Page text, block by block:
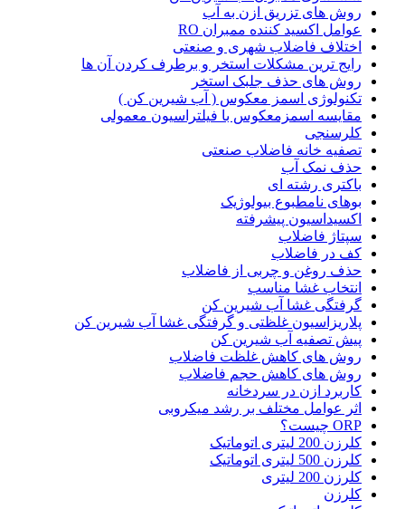
روش های تزریق ازن به آب
عوامل اکسید کننده ممبران RO
اختلاف فاضلاب شهری و صنعتی
رایج ترین مشکلات استخر و برطرف کردن آن ها
روش های حذف جلبک استخر
تکنولوژی اسمز معکوس ( آب شیرین کن )
مقایسه اسمزمعکوس با فیلتراسیون معمولی
کلرسنجی
تصفیه خانه فاضلاب صنعتی
حذف نمک آب
باکتری رشته ای
بوهای نامطبوع بیولوژیک
اکسیداسیون پیشرفته
سپتاژ فاضلاب
کف در فاضلاب
حذف روغن و چربی از فاضلاب
انتخاب غشا مناسب
گرفتگی غشا آب شیرین کن
پلاریزاسیون غلظتی و گرفتگی غشا آب شیرین کن
پیش تصفیه آب شیرین کن
روش های کاهش غلظت فاضلاب
روش های کاهش حجم فاضلاب
کاربرد ازن در سردخانه
اثر عوامل مختلف بر رشد میکروبی
ORP چیست؟
کلرزن 200 لیتری اتوماتیک
کلرزن 500 لیتری اتوماتیک
کلرزن 200 لیتری
کلرزن